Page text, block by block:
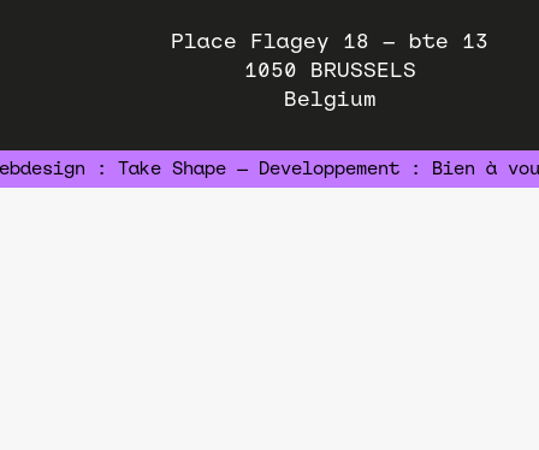
Place Flagey 18 – bte 13
1050
BRUSSELS
Belgium
: Take Shape — Developpement : Bien à